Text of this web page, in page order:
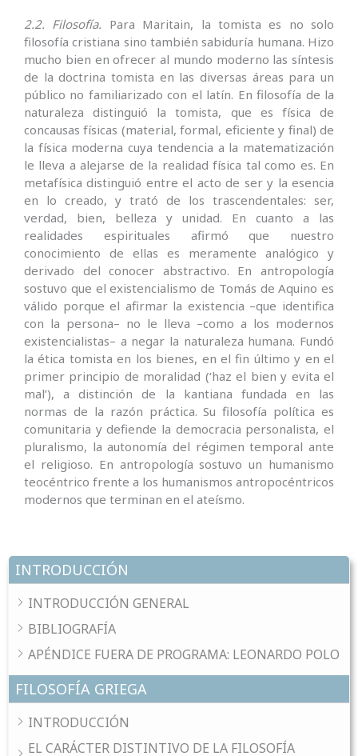
INTRODUCCIÓN
INTRODUCCIÓN GENERAL
BIBLIOGRAFÍA
APÉNDICE FUERA DE PROGRAMA: LEONARDO POLO
FILOSOFÍA GRIEGA
INTRODUCCIÓN
EL CARÁCTER DISTINTIVO DE LA FILOSOFÍA
2.2. Filosofía. Para Maritain, la tomista es no solo
filosofía cristiana sino también sabiduría humana. Hizo
mucho bien en ofrecer al mundo moderno las síntesis
de la doctrina tomista en las diversas áreas para un
público no familiarizado con el latín. En filosofía de la
naturaleza distinguió la tomista, que es física de
concausas físicas (material, formal, eficiente y final) de
la física moderna cuya tendencia a la matematización
le lleva a alejarse de la realidad física tal como es. En
metafísica distinguió entre el acto de ser y la esencia
en lo creado, y trató de los trascendentales: ser,
verdad, bien, belleza y unidad. En cuanto a las
realidades espirituales afirmó que nuestro
conocimiento de ellas es meramente analógico y
derivado del conocer abstractivo. En antropología
sostuvo que el existencialismo de Tomás de Aquino es
válido porque el afirmar la existencia –que identifica
con la persona– no le lleva –como a los modernos
existencialistas– a negar la naturaleza humana. Fundó
la ética tomista en los bienes, en el fin último y en el
primer principio de moralidad (‘haz el bien y evita el
mal’), a distinción de la kantiana fundada en las
normas de la razón práctica. Su filosofía política es
comunitaria y defiende la democracia personalista, el
pluralismo, la autonomía del régimen temporal ante
el religioso. En antropología sostuvo un humanismo
teocéntrico frente a los humanismos antropocéntricos
modernos que terminan en el ateísmo.